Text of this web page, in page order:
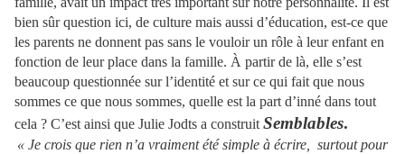
bien sûr question ici, de culture mais aussi d’éducation, est-ce que
les parents ne donnent pas sans le vouloir un rôle à leur enfant en
fonction de leur place dans la famille. À partir de là, elle s’est
beaucoup questionnée sur l’identité et sur ce qui fait que nous
sommes ce que nous sommes, quelle est la part d’inné dans tout
cela ? C’est ainsi que Julie Jodts a construit Semblables.
« Je crois que rien n’a vraiment été simple à écrire, surtout pour